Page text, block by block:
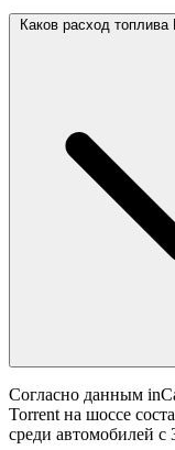
Каков расход
Согласно данным
Torrent на шоссе
среди автомобилей